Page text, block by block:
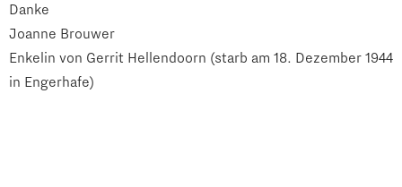
Danke
Joanne Brouwer
Enkelin von Gerrit Hellendoorn (starb am 18. Dezember 1944
in Engerhafe)